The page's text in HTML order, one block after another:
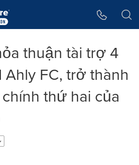
thuận tài trợ 4
FC, trở thành
thứ hai của